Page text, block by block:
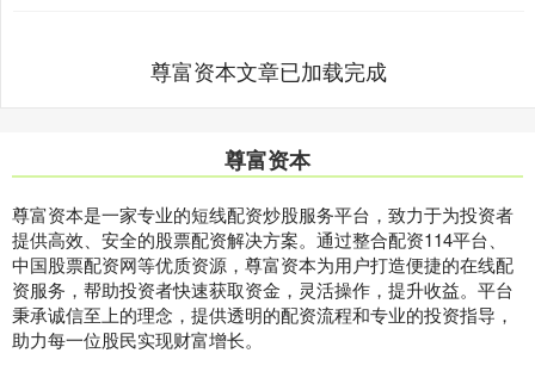
尊富资本文章已加载完成
尊富资本
尊富资本是一家专业的短线配资炒股服务平台，致力于为投资者
提供高效、安全的股票配资解决方案。通过整合配资114平台、
中国股票配资网等优质资源，尊富资本为用户打造便捷的在线配
资服务，帮助投资者快速获取资金，灵活操作，提升收益。平台
秉承诚信至上的理念，提供透明的配资流程和专业的投资指导，
助力每一位股民实现财富增长。